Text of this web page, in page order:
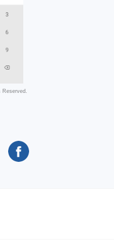
Reserved.